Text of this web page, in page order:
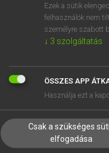
EGYÉNI FELHASZNÁLÓKNAK
TANULÓKNAK
VÁLLALATI MEGOLDÁSOK
Ezek a sütik
felhasználók nem
személyre szabott
↓ 3 szolgáltatás
ÖSSZES APP
Használja ezt a
Csak a szükséges
elfogadása